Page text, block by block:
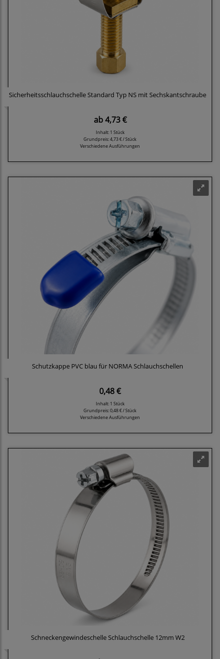
Sicherheitsschlauchschelle Standard Typ NS mit Sechskantschraube
ab4,73 €
Inhalt: 1 Stück
Grundpreis:4,73 € / Stück
Verschiedene Ausführungen
Schutzkappe PVC blau für NORMA Schlauchschellen
0,48 €
Inhalt: 1 Stück
Grundpreis:0,48 € / Stück
Verschiedene Ausführungen
Schneckengewindeschelle Schlauchschelle 12mm W2